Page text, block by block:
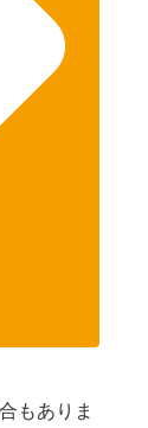
もありま